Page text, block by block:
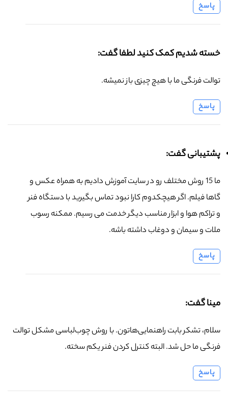
پاسخ
خسته شدیم کمک کنید لطفا گفت:
توالت فرنگی ما با هیچ چیزی باز نمیشه.
پاسخ
پشتیبانی گفت:
ما 15 روش مختلف رو در سایت آموزش دادیم به همراه عکس و
گاها فیلم. اگر هیچکدوم کارا نبود تماس بگیرید با دستگاه فنر
و تراکم هوا و ابزار مناسب دیگر خدمت می رسیم. ممکنه رسوب
ملات و سیمان و دوغاب داشته باشه.
پاسخ
مینا گفت:
سلام، تشکر بابت راهنمایی‌هاتون. با روش چوب‌لباسی مشکل توالت
فرنگی ما حل شد. البته کنترل کردن فنر یکم سخته.
پاسخ